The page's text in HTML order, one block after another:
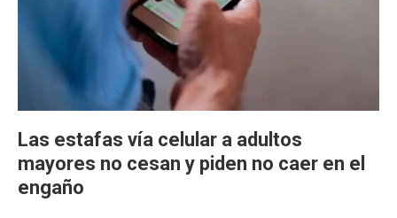
Las estafas vía celular a adultos
mayores no cesan y piden no caer en el
engaño